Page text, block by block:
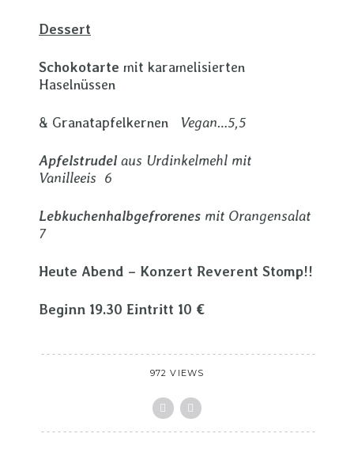
Dessert
Schokotarte mit karamelisierten
Haselnüssen
& Granatapfelkernen Vegan…5,5
Apfelstrudel aus Urdinkelmehl mit
Vanilleeis 6
Lebkuchenhalbgefrorenes mit Orangensalat
7
Heute Abend – Konzert Reverent Stomp!!
Beginn 19.30 Eintritt 10 €
972 VIEWS